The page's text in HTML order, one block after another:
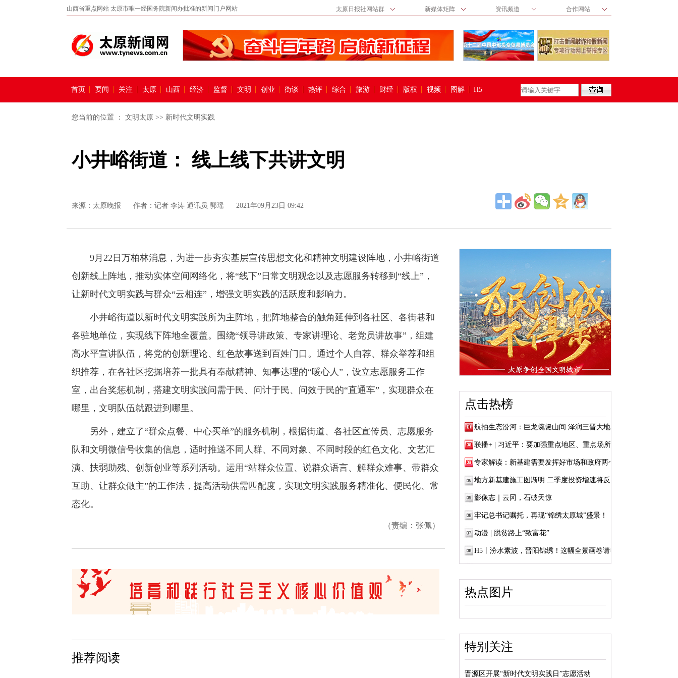
山西省重点网站 太原市唯一经国务院新闻办批准的新闻门户网站 太原日报社网站群 新媒体矩阵 资讯频道 合作网站
首页 要闻 关注 太原 山西 经济 监督 文明 创业 街谈 热评 综合 旅游 财经 版权 视频 图解 H5
您当前的位置 ： 文明太原 >> 新时代文明实践
小井峪街道： 线上线下共讲文明
来源： 太原晚报 作者：记者 李涛 通讯员 郭瑶 2021年09月23日 09:42
9月22日万柏林消息，为进一步夯实基层宣传思想文化和精神文明建设阵地，小井峪街道
创新线上阵地，推动实体空间网络化，将“线下”日常文明观念以及志愿服务转移到“线上”，
让新时代文明实践与群众“云相连”，增强文明实践的活跃度和影响力。
小井峪街道以新时代文明实践所为主阵地，把阵地整合的触角延伸到各社区、各街巷和
各驻地单位，实现线下阵地全覆盖。围绕“领导讲政策、专家讲理论、老党员讲故事”，组建
高水平宣讲队伍，将党的创新理论、红色故事送到百姓门口。通过个人自荐、群众举荐和组
织推荐，在各社区挖掘培养一批具有奉献精神、知事达理的“暖心人”，设立志愿服务工作
室，出台奖惩机制，搭建文明实践问需于民、问计于民、问效于民的“直通车”，实现群众在
哪里，文明队伍就跟进到哪里。
另外，建立了“群众点餐、中心买单”的服务机制，根据街道、各社区宣传员、志愿服务
队和文明微信号收集的信息，适时推送不同人群、不同对象、不同时段的红色文化、文艺汇
演、扶弱助残、创新创业等系列活动。运用“站群众位置、说群众语言、解群众难事、带群众
互助、让群众做主”的工作法，提高活动供需匹配度，实现文明实践服务精准化、便民化、常
态化。
（责编：张佩）
推荐阅读
点击热榜
航拍生态汾河：巨龙蜿蜒山间 泽润三晋大地
联播+ | 习近平：要加强重点地区、重点场所...
专家解读：新基建需要发挥好市场和政府两个...
地方新基建施工图渐明 二季度投资增速将反弹
影像志｜云冈，石破天惊
牢记总书记嘱托，再现“锦绣太原城”盛景！
动漫 | 脱贫路上“致富花”
H5丨汾水素波，晋阳锦绣！这幅全景画卷请收好
热点图片
特别关注
晋源区开展“新时代文明实践日”志愿活动